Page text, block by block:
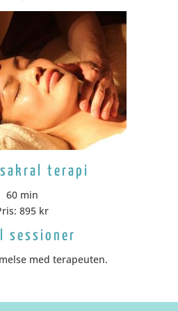
terapi
60 min
895 kr
sessioner
med terapeuten.